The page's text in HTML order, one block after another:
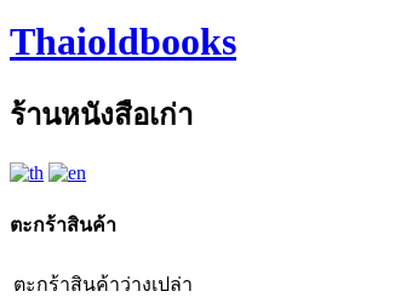
Thaioldbooks
ร้านหนังสือเก่า
ตะกร้าสินค้า
ตะกร้าสินค้าว่างเปล่า